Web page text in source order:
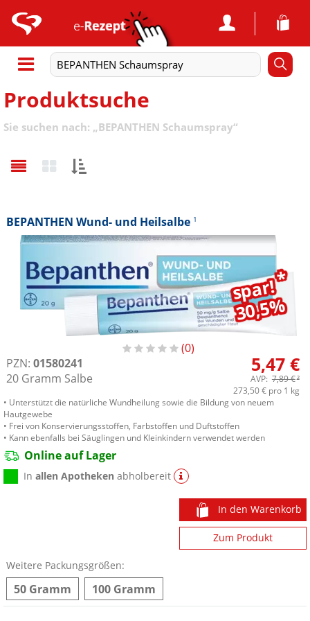
Produktsuche
Sie suchen nach: „BEPANTHEN Schaumspray“
BEPANTHEN Wund- und Heilsalbe 1
0
PZN: 01580241
20 Gramm Salbe
5,47 €
AVP: 7,89 €²
273,50 €pro 1 kg
• Unterstützt die natürliche Wundheilung sowie die Bildung von neuem
Hautgewebe
• Frei von Konservierungsstoffen, Farbstoffen und Duftstoffen
• Kann ebenfalls bei Säuglingen und Kleinkindern verwendet werden
spar!*
30,5%
Online auf Lager
Inallen Apotheken abholbereit
In den Warenkorb
Zum Produkt
Weitere Packungsgrößen:
50 Gramm 100 Gramm